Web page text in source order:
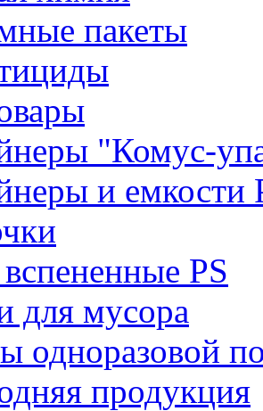
пакеты
"Комус-
и емкости
PS
для мусора
одноразовой
продукция